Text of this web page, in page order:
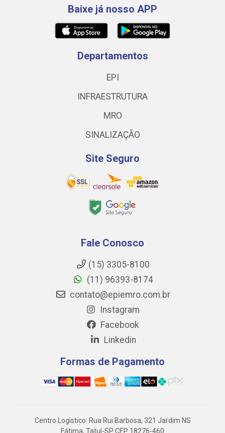
Baixe já nosso APP
Departamentos
EPI
INFRAESTRUTURA
MRO
SINALIZAÇÃO
Site Seguro
Fale Conosco
(15) 3305-8100
(11) 96393-8174
contato@epiemro.com.br
Instagram
Facebook
Linkedin
Formas de Pagamento
Centro Logistico: Rua Rui Barbosa, 321 Jardim NS
Fátima, Tatuí-SP CEP 18276-460